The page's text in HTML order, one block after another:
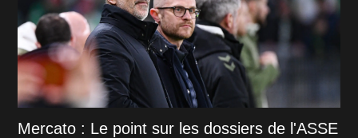
Mercato : Le point sur les dossiers de l'ASSE